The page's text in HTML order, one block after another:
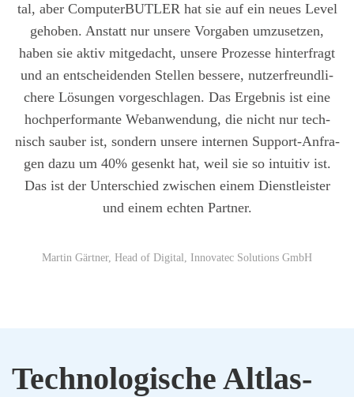
tal, aber Com­pu­ter­BUT­LER hat sie auf ein neu­es Level
geho­ben. Anstatt nur unse­re Vor­ga­ben umzu­set­zen,
haben sie aktiv mit­ge­dacht, unse­re Pro­zes­se hin­ter­fragt
und an ent­schei­den­den Stel­len bes­se­re, nut­zer­freund­li­
che­re Lösun­gen vor­ge­schla­gen. Das Ergeb­nis ist eine
hoch­per­for­man­te Web­an­wen­dung, die nicht nur tech­
nisch sau­ber ist, son­dern unse­re inter­nen Sup­port-Anfra­
gen dazu um 40% gesenkt hat, weil sie so intui­tiv ist.
Das ist der Unter­schied zwi­schen einem Dienst­leis­ter
und einem ech­ten Part­ner.
Mar­tin Gärt­ner, Head of Digi­tal, Inno­va­tec Solu­ti­ons GmbH
Tech­no­lo­gi­sche Alt­las­